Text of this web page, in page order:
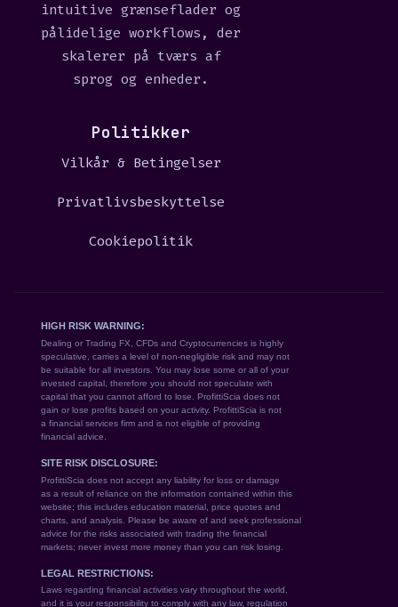
intuitive grænseflader og
pålidelige workflows, der
skalerer på tværs af
sprog og enheder.
Politikker
Vilkår & Betingelser
Privatlivsbeskyttelse
Cookiepolitik